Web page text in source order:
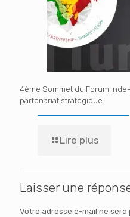
4ème Sommet du Forum
partenariat stratégique
Lire plus
Laisser une
Votre adresse e-mail ne sera